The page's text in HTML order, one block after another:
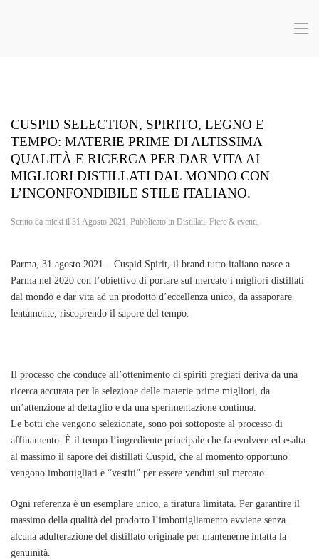
CUSPID SELECTION, SPIRITO, LEGNO E
TEMPO: MATERIE PRIME DI ALTISSIMA
QUALITÀ E RICERCA PER DAR VITA AI
MIGLIORI DISTILLATI DAL MONDO CON
L’INCONFONDIBILE STILE ITALIANO.
Scritto da micki il 31 Agosto 2021. Pubblicato in Distillati, Fiere & eventi.
Parma, 31 agosto 2021 – Cuspid Spirit, il brand tutto italiano nasce a
Parma nel 2020 con l’obiettivo di portare sul mercato i migliori distillati
dal mondo e dar vita ad un prodotto d’eccellenza unico, da assaporare
lentamente, riscoprendo il sapore del tempo.
Il processo che conduce all’ottenimento di spiriti pregiati deriva da una
ricerca accurata per la selezione delle materie prime migliori, da
un’attenzione al dettaglio e da una sperimentazione continua.
Le botti che vengono selezionate, sono poi sottoposte al processo di
affinamento. È il tempo l’ingrediente principale che fa evolvere ed esalta
al massimo il sapore dei distillati Cuspid, che al momento opportuno
vengono imbottigliati e “vestiti” per essere venduti sul mercato.
Ogni referenza è un esemplare unico, a tiratura limitata. Per garantire il
massimo della qualità del prodotto l’imbottigliamento avviene senza
alcuna adulterazione del distillato originale per mantenerne intatta la
genuinità.